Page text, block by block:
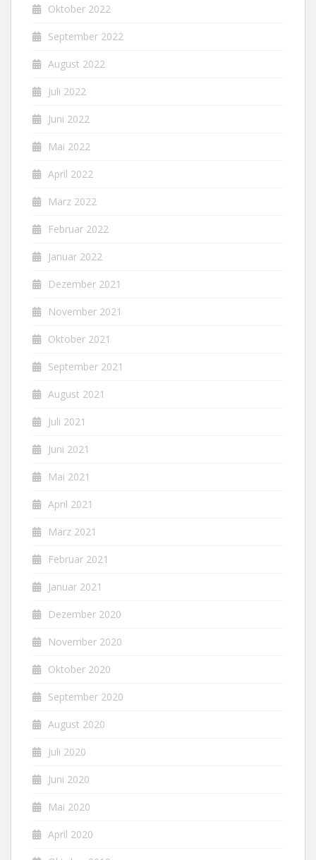
Oktober 2022
September 2022
August 2022
Juli 2022
Juni 2022
Mai 2022
April 2022
März 2022
Februar 2022
Januar 2022
Dezember 2021
November 2021
Oktober 2021
September 2021
August 2021
Juli 2021
Juni 2021
Mai 2021
April 2021
März 2021
Februar 2021
Januar 2021
Dezember 2020
November 2020
Oktober 2020
September 2020
August 2020
Juli 2020
Juni 2020
Mai 2020
April 2020